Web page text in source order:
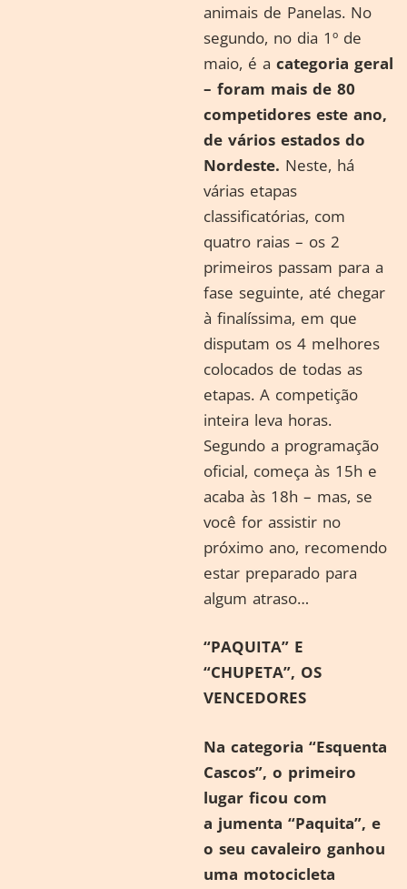
animais de Panelas. No
segundo, no dia 1º de
maio, é a categoria geral
– foram mais de 80
competidores este ano,
de vários estados do
Nordeste. Neste, há
várias etapas
classificatórias, com
quatro raias – os 2
primeiros passam para a
fase seguinte, até chegar
à finalíssima, em que
disputam os 4 melhores
colocados de todas as
etapas. A competição
inteira leva horas.
Segundo a programação
oficial, começa às 15h e
acaba às 18h – mas, se
você for assistir no
próximo ano, recomendo
estar preparado para
algum atraso…
“PAQUITA” E
“CHUPETA”, OS
VENCEDORES
Na categoria “Esquenta
Cascos”, o primeiro
lugar ficou com
a jumenta “Paquita”, e
o seu cavaleiro ganhou
uma motocicleta